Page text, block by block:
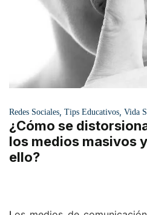
Redes Sociales Tips Educativos Vida
¿Cómo se
los medios masivos
ello?